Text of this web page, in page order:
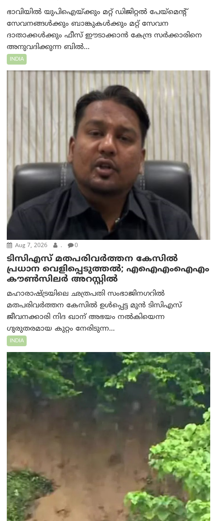
ഭാവിയിൽ യുപിഐയ്ക്കും മറ്റ് ഡിജിറ്റൽ പേയ്‌മെന്റ്
സേവനങ്ങൾക്കും ബാങ്കുകൾക്കും മറ്റ് സേവന
ദാതാക്കൾക്കും ഫീസ് ഈടാക്കാൻ കേന്ദ്ര സർക്കാരിനെ
അനുവദിക്കുന്ന ബിൽ...
INDIA
Aug 7, 2026 . 0
ടിസിഎസ് മതപരിവർത്തന കേസിൽ
പ്രധാന വെളിപ്പെടുത്തൽ; എഐഎംഐഎം
കൗൺസിലർ അറസ്റ്റിൽ
മഹാരാഷ്ട്രയിലെ ഛത്രപതി സംഭാജിനഗറിൽ
മതപരിവർത്തന കേസിൽ ഉൾപ്പെട്ട മുൻ ടിസിഎസ്
ജീവനക്കാരി നിദ ഖാന് അഭയം നൽകിയെന്ന
ഗുരുതരമായ കുറ്റം നേരിടുന്ന...
INDIA